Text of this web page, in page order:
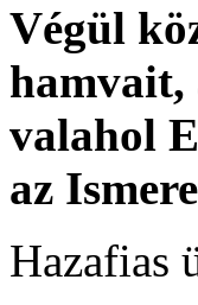
Végül
hamvait,
valahol
az
Hazafias